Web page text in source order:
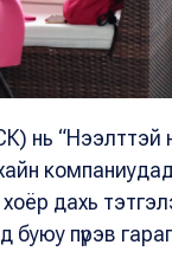
нь
хоёр дахь
буюу пүрэв